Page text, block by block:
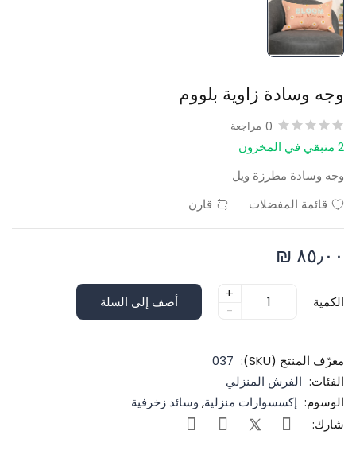
وجه وسادة زاوية بلووم
0 مراجعة
2 متبقي في المخزون
وجه وسادة مطرزة ويل
قائمة المفضلات
قارن
٨٥٫٠٠ ₪
الكمية
+
-
أضف إلى السلة
معرّف المنتج (SKU):
037
الفئات: الفرش المنزلي
الوسوم: إكسسوارات منزلية, وسائد زخرفية
شارك: